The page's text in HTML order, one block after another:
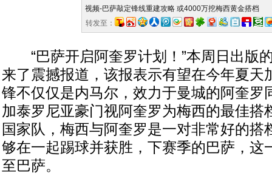
视频-巴萨敲定锋线重建攻略 或4000万挖梅西黄金搭档
转发至：
“巴萨开启阿奎罗计划！”本周日出版
来了震撼报道，该报表示有望在今年夏天
锋不仅仅是内马尔，效力于曼城的阿奎罗
加泰罗尼亚豪门视阿奎罗为梅西的最佳搭
国家队，梅西与阿奎罗是一对非常好的搭
够在一起踢球并获胜，下赛季的巴萨，这
至巴萨。